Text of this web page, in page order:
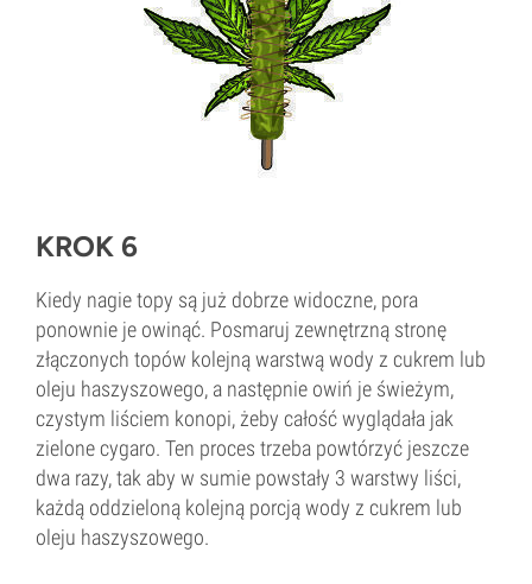
KROK 6
Kiedy nagie topy są już dobrze widoczne, pora
ponownie je owinąć. Posmaruj zewnętrzną stronę
złączonych topów kolejną warstwą wody z cukrem lub
oleju haszyszowego, a następnie owiń je świeżym,
czystym liściem konopi, żeby całość wyglądała jak
zielone cygaro. Ten proces trzeba powtórzyć jeszcze
dwa razy, tak aby w sumie powstały 3 warstwy liści,
każdą oddzieloną kolejną porcją wody z cukrem lub
oleju haszyszowego.